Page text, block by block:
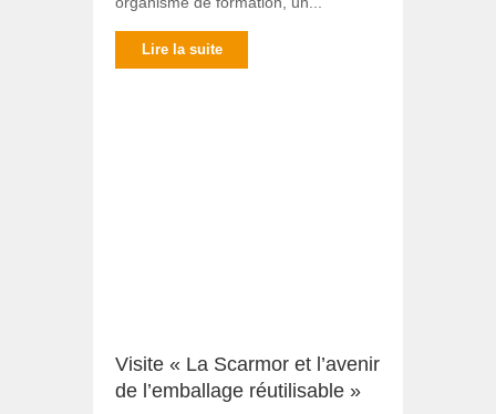
Lire la suite
Visite « La Scarmor et l’avenir
de l’emballage réutilisable »